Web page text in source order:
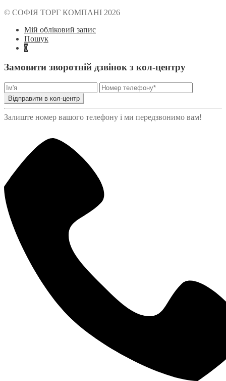
© СОФІЯ ТОРГ КОМПАНІ 2026
Мій обліковий запис
Пошук
0
Замовити зворотній дзвінок з кол-центру
Відправити в кол-центр
Залиште номер вашого телефону і ми передзвонимо вам!